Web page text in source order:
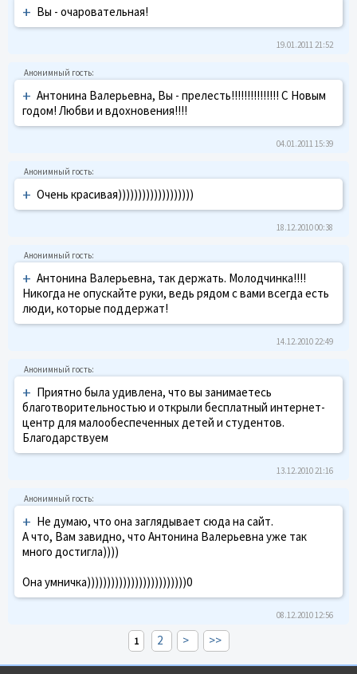
+ Вы - очаровательная!
19.01.2011 21:52
+ Антонина Валерьевна, Вы - прелесть!!!!!!!!!!!!!!! С Новым
годом! Любви и вдохновения!!!!
04.01.2011 15:39
+ Очень красивая)))))))))))))))))))
18.12.2010 00:38
+ Антонина Валерьевна, так держать. Молодчинка!!!!
Никогда не опускайте руки, ведь рядом с вами всегда есть
люди, которые поддержат!
14.12.2010 22:49
+ Приятно была удивлена, что вы занимаетесь
благотворительностью и открыли бесплатный интернет-
центр для малообеспеченных детей и студентов.
Благодарствуем
13.12.2010 21:16
+ Не думаю, что она заглядывает сюда на сайт.
А что, Вам завидно, что Антонина Валерьевна уже так
много достигла))))
Она умничка)))))))))))))))))))))))))0
08.12.2010 12:56
1 2 > >>